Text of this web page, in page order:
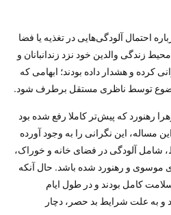
احتمال آلودگی‌هایی در تغذیه یا فضا
زندگی والدین خود نزد زندانبانان و
کرده و هشدار داده بودند؛ ابهامی که
توسط ناظری مستقل برطرف شود.
رهنورد که پیش‌تر کاملا رفع شده بود
مساله، این نگرانی را به وجود آورده
آلودگی در فضای خانه و خوراک،
موسوی و رهنورد شده باشد. حال آنکه
کامل بودند و در طول ایام
و به علت شرایط بد حصر، دچار